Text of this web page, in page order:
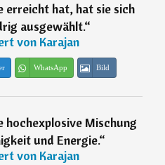
erreicht hat, hat sie sich
ausgewählt.“
von Karajan
WhatsApp Bild
hochexplosive Mischung
und Energie.“
von Karajan